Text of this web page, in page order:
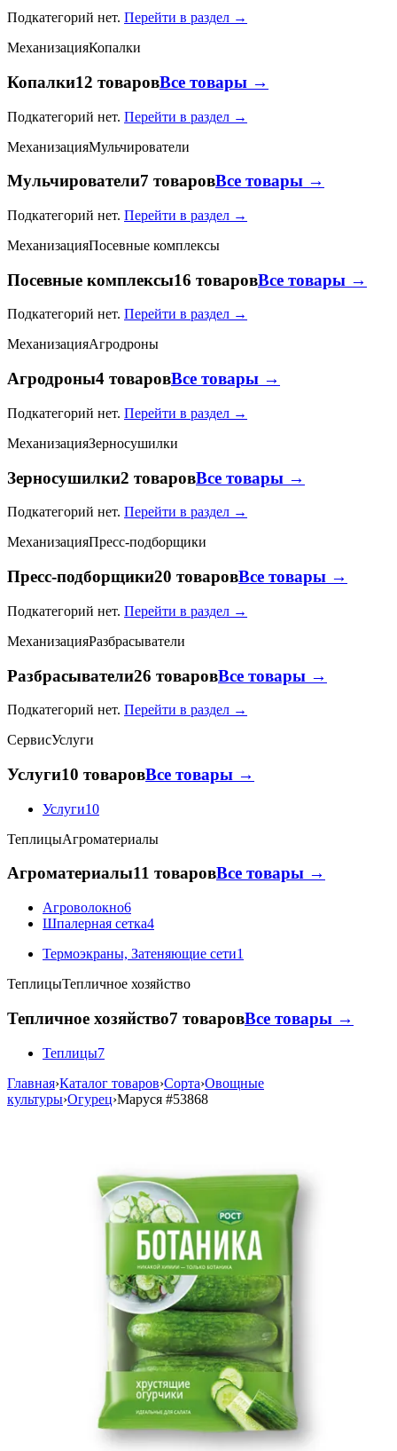
Подкатегорий нет. Перейти в раздел →
МеханизацияКопалки
Копалки12 товаровВсе товары →
Подкатегорий нет. Перейти в раздел →
МеханизацияМульчирователи
Мульчирователи7 товаровВсе товары →
Подкатегорий нет. Перейти в раздел →
МеханизацияПосевные комплексы
Посевные комплексы16 товаровВсе товары →
Подкатегорий нет. Перейти в раздел →
МеханизацияАгродроны
Агродроны4 товаровВсе товары →
Подкатегорий нет. Перейти в раздел →
МеханизацияЗерносушилки
Зерносушилки2 товаровВсе товары →
Подкатегорий нет. Перейти в раздел →
МеханизацияПресс-подборщики
Пресс-подборщики20 товаровВсе товары →
Подкатегорий нет. Перейти в раздел →
МеханизацияРазбрасыватели
Разбрасыватели26 товаровВсе товары →
Подкатегорий нет. Перейти в раздел →
СервисУслуги
Услуги10 товаровВсе товары →
Услуги10
ТеплицыАгроматериалы
Агроматериалы11 товаровВсе товары →
Агроволокно6
Шпалерная сетка4
Термоэкраны, Затеняющие сети1
ТеплицыТепличное хозяйство
Тепличное хозяйство7 товаровВсе товары →
Теплицы7
Главная›Каталог товаров›Сорта›Овощные
культуры›Огурец›Маруся #53868